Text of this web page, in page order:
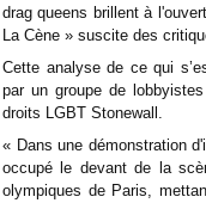
drag queens brillent à
La Cène » suscite des
Cette analyse de ce qui
par un groupe de
droits LGBT Stonewall.
« Dans une démonstration
occupé le devant de la
olympiques de Paris,